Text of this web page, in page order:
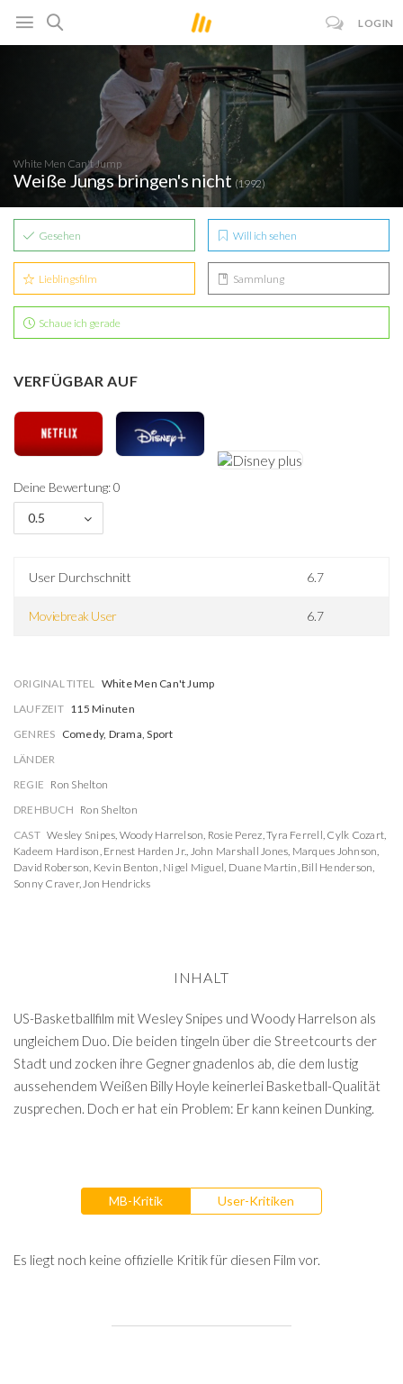
LOGIN
White Men Can't Jump
Weiße Jungs bringen's nicht(1992)
Gesehen Will ich sehen
Lieblingsfilm Sammlung
Schaue ich gerade
VERFÜGBAR AUF
Deine Bewertung: 0
0.5
User Durchschnitt 6.7
Moviebreak User 6.7
ORIGINAL TITEL White Men Can't Jump
LAUFZEIT 115 Minuten
GENRES Comedy, Drama, Sport
LÄNDER
REGIE Ron Shelton
DREHBUCH Ron Shelton
CAST Wesley Snipes, Woody Harrelson, Rosie Perez,Tyra Ferrell, Cylk Cozart,
Kadeem Hardison, Ernest Harden Jr., John Marshall Jones, Marques Johnson,
David Roberson, Kevin Benton, Nigel Miguel, Duane Martin, Bill Henderson,
Sonny Craver,Jon Hendricks
INHALT
US-Basketballfilm mit Wesley Snipes und Woody Harrelson als
ungleichem Duo. Die beiden tingeln über die Streetcourts der
Stadt und zocken ihre Gegner gnadenlos ab, die dem lustig
aussehendem Weißen Billy Hoyle keinerlei Basketball-Qualität
zusprechen. Doch er hat ein Problem: Er kann keinen Dunking.
MB-Kritik User-Kritiken
Es liegt noch keine offizielle Kritik für diesen Film vor.